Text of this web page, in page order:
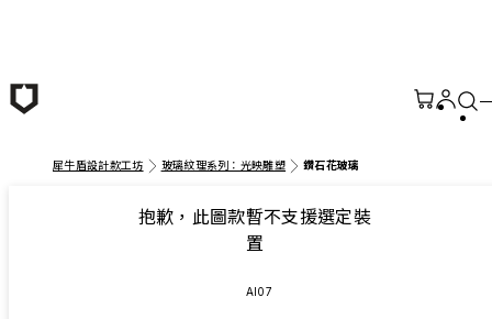
犀牛盾設計款工坊 玻璃紋理系列：光映雕塑 鑽石花玻璃
抱歉，此圖款暫不支援選定裝
置
AI07